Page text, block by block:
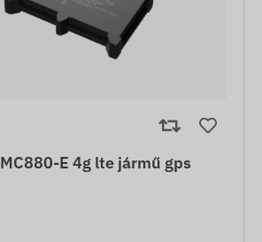
E 4g lte jármű gps